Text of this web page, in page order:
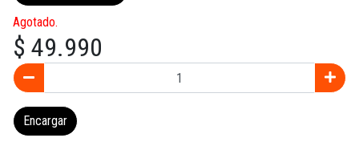
Agotado.
$ 49.990
Encargar